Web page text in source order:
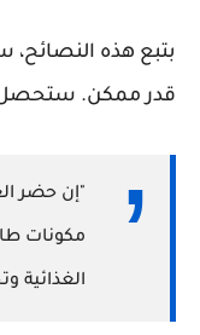
بتبع هذه
قدر ممكن. ستحصل
"إن حضر
مكونات
الغذائية